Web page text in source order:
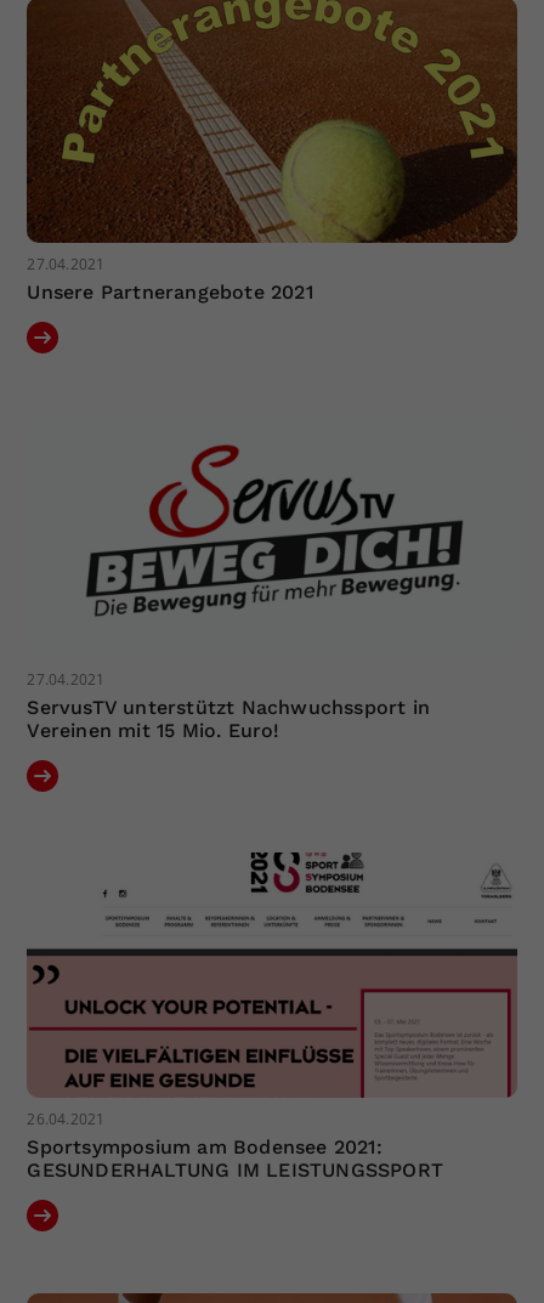
27.04.2021
Unsere Partnerangebote 2021
27.04.2021
ServusTV unterstützt Nachwuchssport in
Vereinen mit 15 Mio. Euro!
26.04.2021
Sportsymposium am Bodensee 2021:
GESUNDERHALTUNG IM LEISTUNGSSPORT